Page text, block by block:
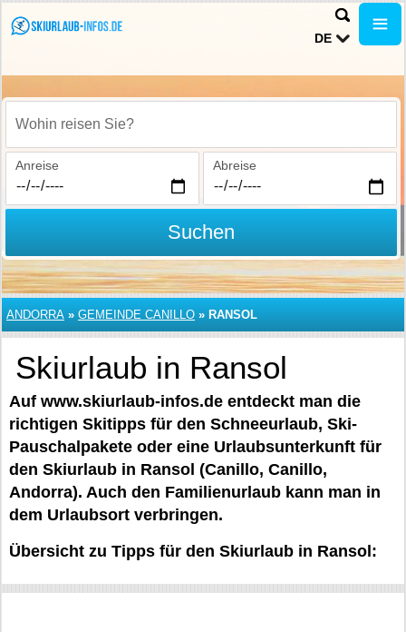
DE
Wohin reisen Sie?
Anreise Abreise
Suchen
ANDORRA » GEMEINDE CANILLO » RANSOL
Skiurlaub in Ransol
Auf www.skiurlaub-infos.de entdeckt man die
richtigen Skitipps für den Schneeurlaub, Ski-
Pauschalpakete oder eine Urlaubsunterkunft für
den Skiurlaub in Ransol (Canillo, Canillo,
Andorra). Auch den Familienurlaub kann man in
dem Urlaubsort verbringen.
Übersicht zu Tipps für den Skiurlaub in Ransol: